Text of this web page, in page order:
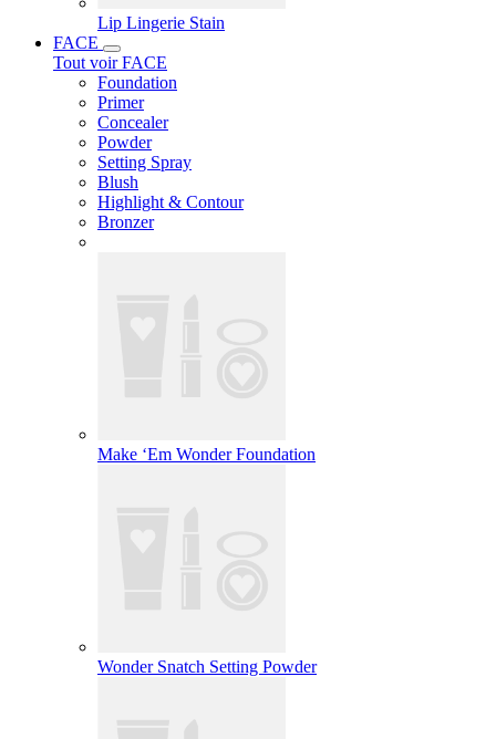
Lip Lingerie Stain
FACE
Tout voir FACE
Foundation
Primer
Concealer
Powder
Setting Spray
Blush
Highlight & Contour
Bronzer
Make ‘Em Wonder Foundation
Wonder Snatch Setting Powder